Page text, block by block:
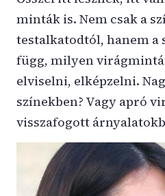
minták is. Nem csak a
testalkatodtól, hanem
függ, milyen
elviselni, elképzelni.
színekben? Vagy apró
visszafogott